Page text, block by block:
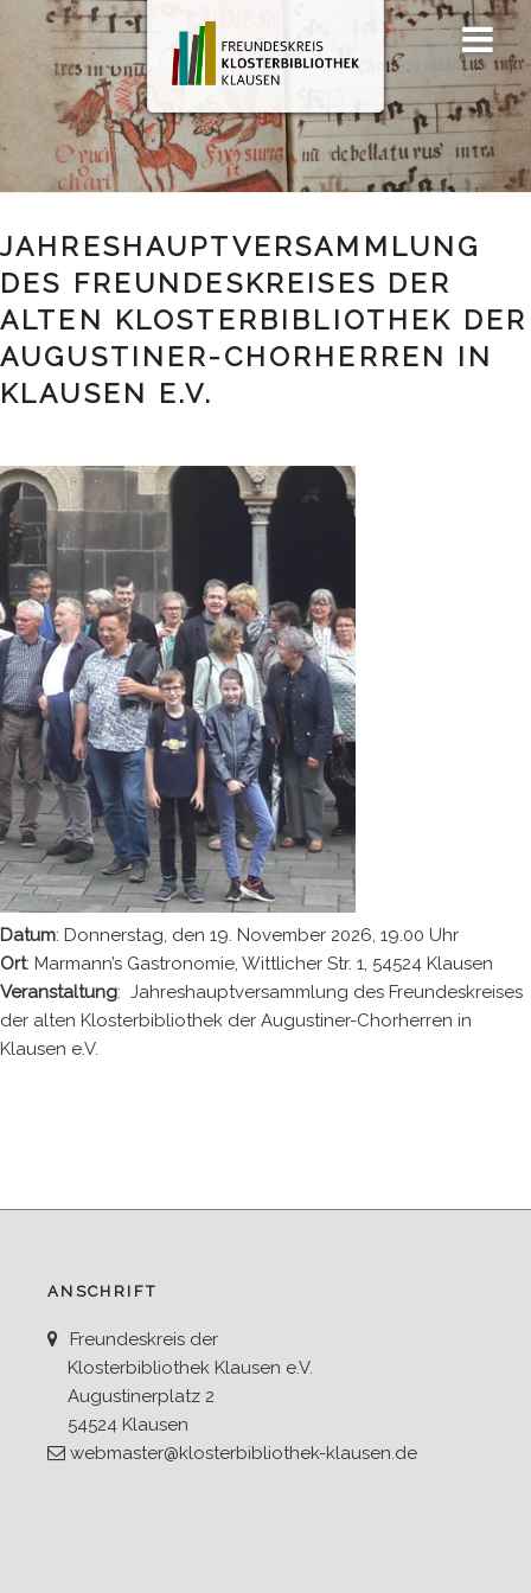
Zum
springen
Men
ü
JAHRESHAUPTVERSAMMLUNG
DES FREUNDESKREISES DER
ALTEN KLOSTERBIBLIOTHEK DER
AUGUSTINER-CHORHERREN IN
KLAUSEN E.V.
Datum: Donnerstag, den 19. November 2026, 19.00 Uhr
Ort: Marmann’s Gastronomie, Wittlicher Str. 1, 54524 Klausen
Veranstaltung: Jahreshauptversammlung des Freundeskreises
der alten Klosterbibliothek der Augustiner-Chorherren in
Klausen e.V.
ANSCHRIFT
Freundeskreis der
Klosterbibliothek Klausen e.V.
Augustinerplatz 2
54524 Klausen
webmaster@klosterbibliothek-klausen.de